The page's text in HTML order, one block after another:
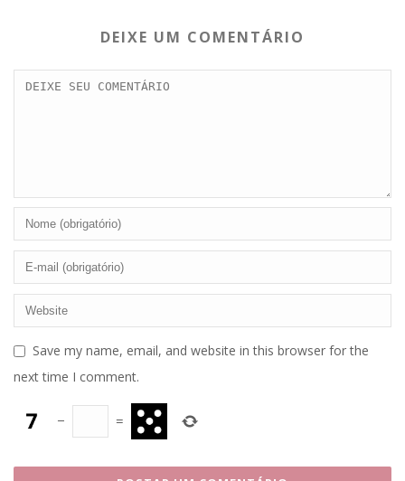
DEIXE UM COMENTÁRIO
Save my name, email, and website in this browser for the
next time I comment.
− =